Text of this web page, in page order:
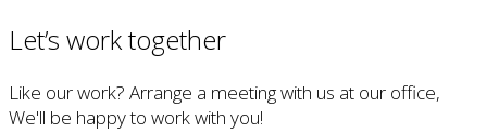
Let’s work together
Like our work? Arrange a meeting with us at our office,
We'll be happy to work with you!